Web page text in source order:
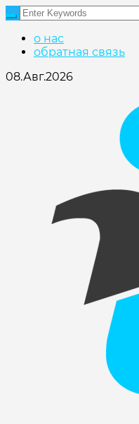
о нас
обратная связь
08.Авг.2026